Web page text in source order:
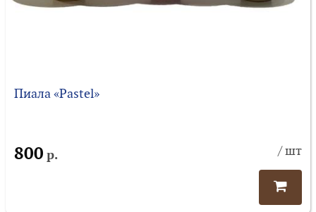
Пиала «Pastel»
800 р. / шт